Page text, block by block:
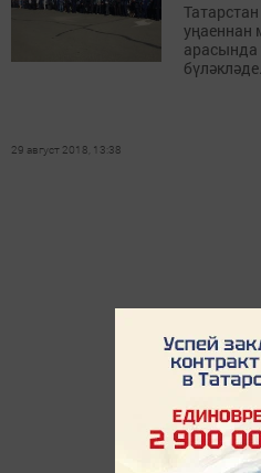
уңаеннан
арасында
бүләкләде.
29 август 2018, 13:38